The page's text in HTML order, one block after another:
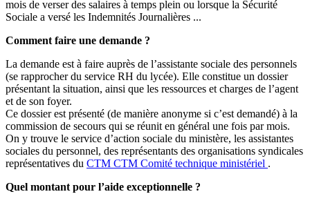
mois de verser des salaires à temps plein ou lorsque la Sécurité
Sociale a versé les Indemnités Journalières ...
Comment faire une demande ?
La demande est à faire auprès de l’assistante sociale des personnels
(se rapprocher du service RH du lycée). Elle constitue un dossier
présentant la situation, ainsi que les ressources et charges de l’agent
et de son foyer.
Ce dossier est présenté (de manière anonyme si c’est demandé) à la
commission de secours qui se réunit en général une fois par mois.
On y trouve le service d’action sociale du ministère, les assistantes
sociales du personnel, des représentants des organisations syndicales
représentatives du CTM CTM Comité technique ministériel .
Quel montant pour l’aide exceptionnelle ?